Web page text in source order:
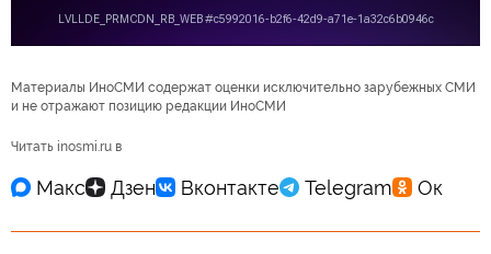
Материалы ИноСМИ содержат оценки исключительно зарубежных СМИ
и не отражают позицию редакции ИноСМИ
Читать inosmi.ru в